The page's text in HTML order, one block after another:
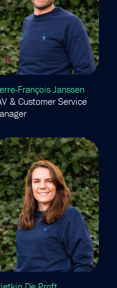
François Janssen
& Customer Service